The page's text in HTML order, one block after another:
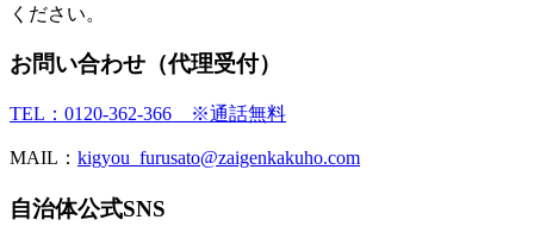
ください。
お問い合わせ（代理受付）
TEL：0120-362-366 ※通話無料
MAIL： kigyou_furusato@zaigenkakuho.com
自治体公式SNS